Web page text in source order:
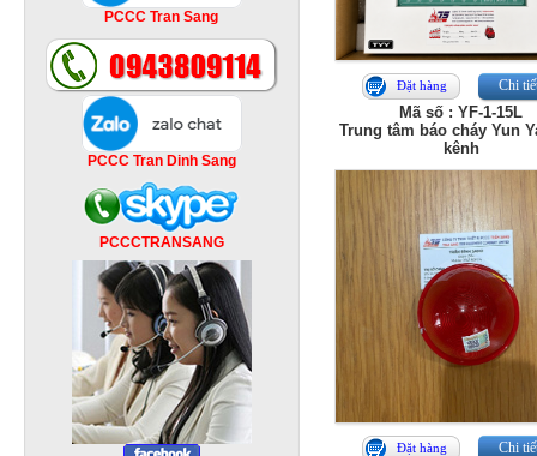
PCCC Tran Sang
PCCC Tran Dinh Sang
PCCCTRANSANG
Đặt hàng Chi
Mã số : YF-1-15L
Trung tâm báo cháy Yun
kênh
Đặt hàng Chi